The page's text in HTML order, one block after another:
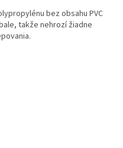
bez obsahu PVC
takže nehrozí žiadne